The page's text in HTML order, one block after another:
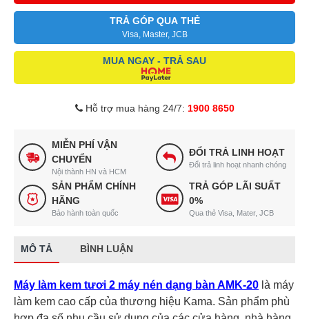
TRẢ GÓP QUA THẺ
Visa, Master, JCB
MUA NGAY - TRẢ SAU
Hỗ trợ mua hàng 24/7: 1900 8650
MIỄN PHÍ VẬN
CHUYỂN
Nội thành HN và HCM
ĐỔI TRẢ LINH HOẠT
Đổi trả linh hoạt nhanh chóng
SẢN PHẨM CHÍNH
HÃNG
Bảo hành toàn quốc
TRẢ GÓP LÃI SUẤT
0%
Qua thẻ Visa, Mater, JCB
MÔ TẢ BÌNH LUẬN
Máy làm kem tươi 2 máy nén dạng bàn AMK-20 là máy
làm kem cao cấp của thương hiệu Kama. Sản phẩm phù